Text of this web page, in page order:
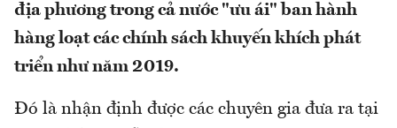
địa phương trong cả nước "ưu ái" ban hành
hàng loạt các chính sách khuyến khích phát
triển như năm 2019.
Đó là nhận định được các chuyên gia đưa ra tại